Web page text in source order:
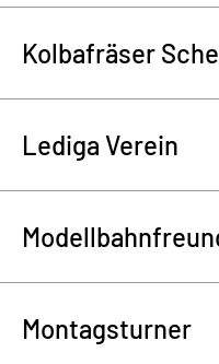
Kolbafräser
Lediga Verein
Montagsturner